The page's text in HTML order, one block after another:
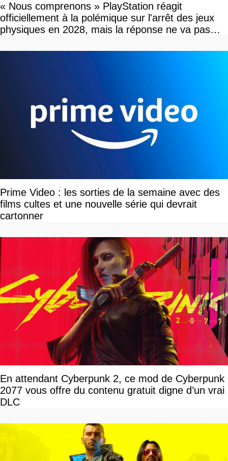
« Nous comprenons » PlayStation réagit
officiellement à la polémique sur l'arrêt des jeux
physiques en 2028, mais la réponse ne va pas
Prime Video : les sorties de la semaine avec des
films cultes et une nouvelle série qui devrait
cartonner
En attendant Cyberpunk 2, ce mod de Cyberpunk
2077 vous offre du contenu gratuit digne d’un vrai
DLC